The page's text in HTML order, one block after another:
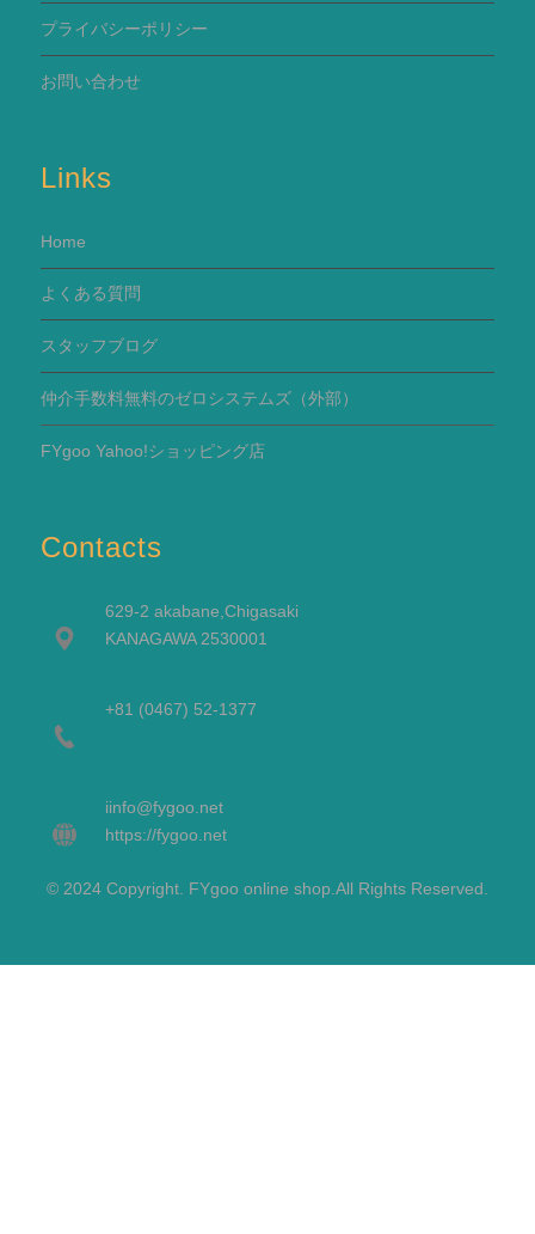
プライバシーポリシー
お問い合わせ
Links
Home
よくある質問
スタッフブログ
仲介手数料無料のゼロシステムズ（外部）
FYgoo Yahoo!ショッピング店
Contacts
629-2 akabane,Chigasaki
KANAGAWA 2530001
+81 (0467) 52-1377
iinfo@fygoo.net
https://fygoo.net
© 2024 Copyright. FYgoo online shop.All Rights Reserved.